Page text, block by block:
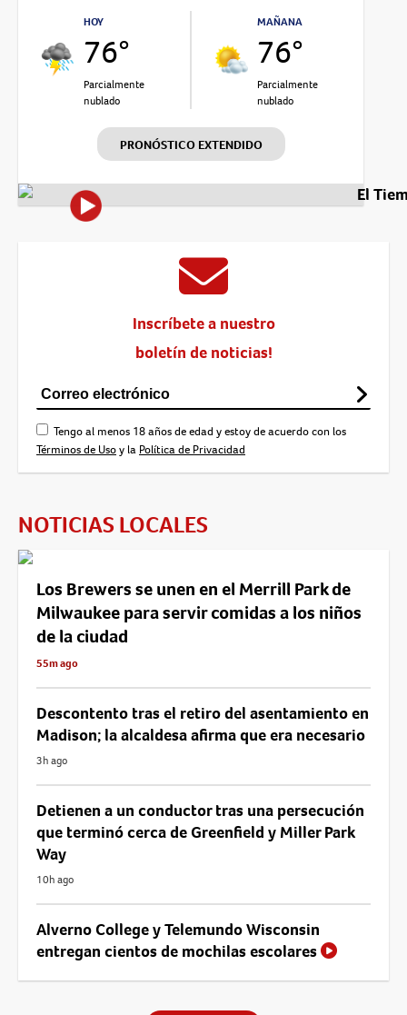
HOY
76°
Parcialmente
nublado
MAÑANA
76°
Parcialmente
nublado
PRONÓSTICO EXTENDIDO
El
Inscríbete a nuestro
boletín de noticias!
Tengo al menos 18 años de edad y estoy de acuerdo con los
Términos de Usoy la Política de Privacidad
NOTICIAS LOCALES
Los Brewers se unen en el Merrill Park de
Milwaukee para servir comidas a los niños
de la ciudad
55m ago
Descontento tras el retiro del asentamiento en
Madison; la alcaldesa afirma que era necesario
3h ago
Detienen a un conductor tras una persecución
que terminó cerca de Greenfield y Miller Park
Way
10h ago
Alverno College y Telemundo Wisconsin
entregan cientos de mochilas escolares